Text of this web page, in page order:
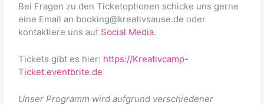
Bei Fragen zu den Ticketoptionen schicke uns gerne
eine Email an booking@kreativsause.de oder
kontaktiere uns auf Social Media.
Tickets gibt es hier: https://Kreativcamp-
Ticket.eventbrite.de
Unser Programm wird aufgrund verschiedener